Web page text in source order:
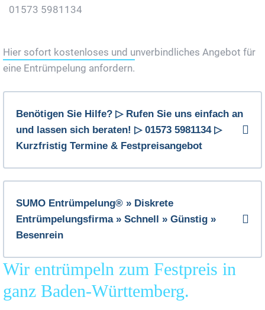
01573 5981134
Hier sofort kostenloses und unverbindliches Angebot für
eine Entrümpelung anfordern.
Benötigen Sie Hilfe? ▷ Rufen Sie uns einfach an
und lassen sich beraten! ▷ 01573 5981134 ▷
Kurzfristig Termine & Festpreisangebot
SUMO Entrümpelung® » Diskrete
Entrümpelungsfirma » Schnell » Günstig »
Besenrein
Wir entrümpeln zum Festpreis in
ganz Baden-Württemberg.